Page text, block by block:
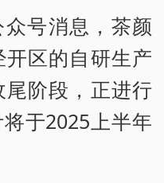
号消息，茶颜
区的自研生产
阶段，正进行
于2025上半年